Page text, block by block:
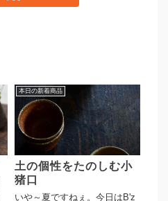
本日の新着商品
土の個性をたのしむ小
猪口
いや～夏ですねぇ。今日はB'z